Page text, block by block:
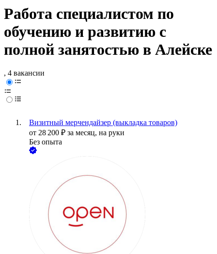
Работа специалистом по
обучению и развитию с
полной занятостью в Алейске
, 4 вакансии
Визитный мерчендайзер (выкладка товаров)
от 28 200 ₽ за месяц, на руки
Без опыта